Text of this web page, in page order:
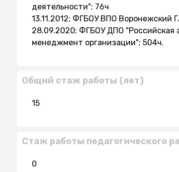
деятельности"; 76ч
13.11.2012; ФГБОУ ВПО Воронежский
28.09.2020; ФГБОУ ДПО "Российская
менеджмент организации"; 504ч.
Общий стаж работы (лет)
15
Стаж работы педагогического
0